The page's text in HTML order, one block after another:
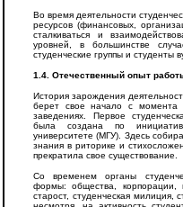
Во время деятельности
ресурсов (финансовых,
сталкиваться и
уровней, в большинстве
студенческие группы и студенты
1.4. Отечественный опыт
История зарождения
берет свое начало с момента
заведениях. Первое
была создана по
университете (МГУ). Здесь
знания в риторике и
прекратила свое существование.
Со временем органы
формы: общества, корпорации,
старост, студенческая милиция,